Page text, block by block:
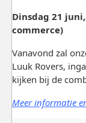
Dinsdag 21
commerce)
Vanavond zal
Luuk Rovers,
kijken bij de
Meer informatie